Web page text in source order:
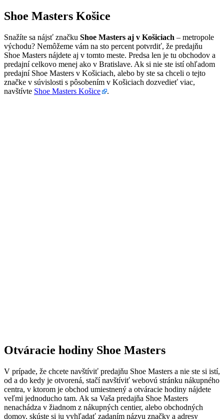
Shoe Masters Košice
Snažíte sa nájsť značku Shoe Masters aj v Košiciach – metropole
východu? Nemôžeme vám na sto percent potvrdiť, že predajňu
Shoe Masters nájdete aj v tomto meste. Predsa len je tu obchodov a
predajní celkovo menej ako v Bratislave. Ak si nie ste istí ohľadom
predajní Shoe Masters v Košiciach, alebo by ste sa chceli o tejto
značke v súvislosti s pôsobením v Košiciach dozvedieť viac,
navštívte Shoe Masters Košice .
Otváracie hodiny Shoe Masters
V prípade, že chcete navštíviť predajňu Shoe Masters a nie ste si istí,
od a do kedy je otvorená, stačí navštíviť webovú stránku nákupného
centra, v ktorom je obchod umiestnený a otváracie hodiny nájdete
veľmi jednoducho tam. Ak sa Vaša predajňa Shoe Masters
nenachádza v žiadnom z nákupných centier, alebo obchodných
domov, skúste si ju vyhľadať zadaním názvu značky a adresy